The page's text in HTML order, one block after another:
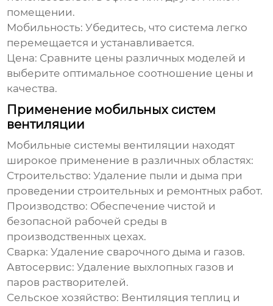
помещении.
Мобильность: Убедитесь, что система легко
перемещается и устанавливается.
Цена: Сравните цены различных моделей и
выберите оптимальное соотношение цены и
качества.
Применение мобильных систем
вентиляции
Мобильные системы вентиляции находят
широкое применение в различных областях:
Строительство: Удаление пыли и дыма при
проведении строительных и ремонтных работ.
Производство: Обеспечение чистой и
безопасной рабочей среды в
производственных цехах.
Сварка: Удаление сварочного дыма и газов.
Автосервис: Удаление выхлопных газов и
паров растворителей.
Сельское хозяйство: Вентиляция теплиц и